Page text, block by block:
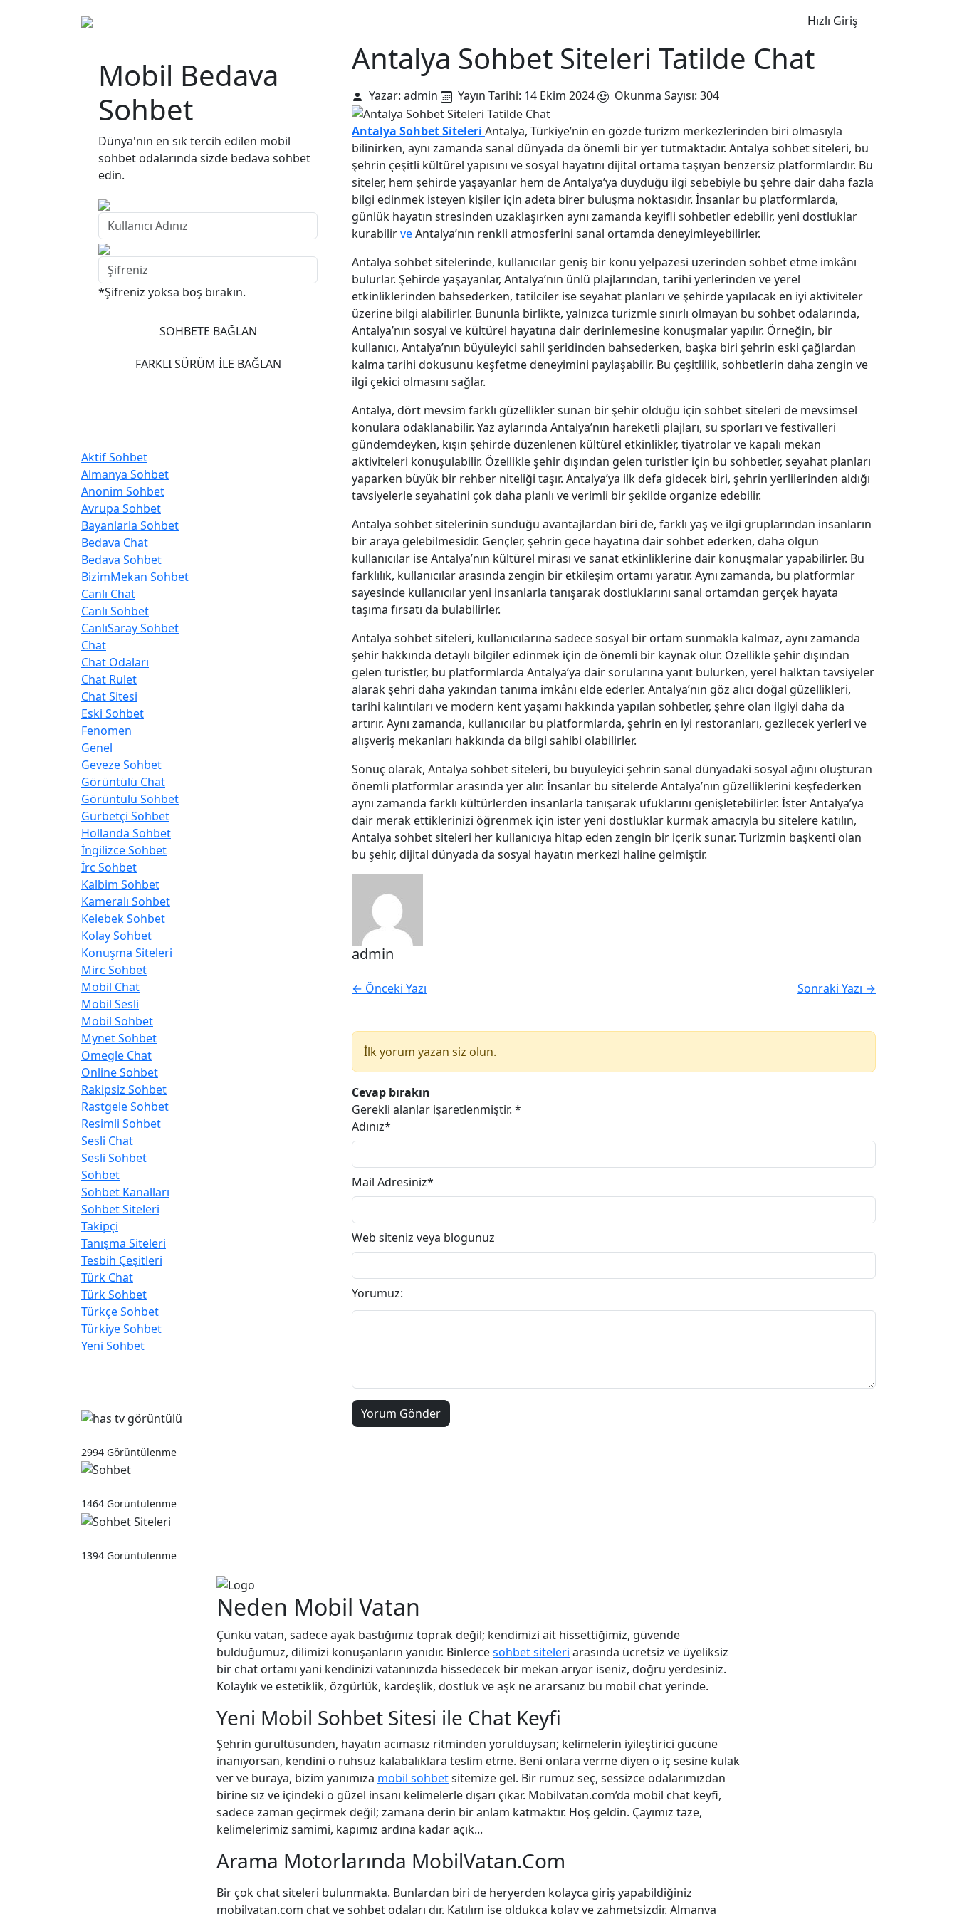
Hızlı Giriş
Antalya Sohbet Siteleri Tatilde Chat
Yazar: admin Yayın Tarihi: 14 Ekim 2024 Okunma Sayısı: 304
Antalya Sohbet Siteleri Antalya, Türkiye’nin en gözde turizm merkezlerinden biri olmasıyla
bilinirken, aynı zamanda sanal dünyada da önemli bir yer tutmaktadır. Antalya sohbet siteleri, bu
şehrin çeşitli kültürel yapısını ve sosyal hayatını dijital ortama taşıyan benzersiz platformlardır. Bu
siteler, hem şehirde yaşayanlar hem de Antalya’ya duyduğu ilgi sebebiyle bu şehre dair daha fazla
bilgi edinmek isteyen kişiler için adeta birer buluşma noktasıdır. İnsanlar bu platformlarda,
günlük hayatın stresinden uzaklaşırken aynı zamanda keyifli sohbetler edebilir, yeni dostluklar
kurabilirveAntalya’nın renkli atmosferini sanal ortamda deneyimleyebilirler.
Antalya sohbet sitelerinde, kullanıcılar geniş bir konu yelpazesi üzerinden sohbet etme imkânı
bulurlar. Şehirde yaşayanlar, Antalya’nın ünlü plajlarından, tarihi yerlerinden ve yerel
etkinliklerinden bahsederken, tatilciler ise seyahat planları ve şehirde yapılacak en iyi aktiviteler
üzerine bilgi alabilirler. Bununla birlikte, yalnızca turizmle sınırlı olmayan bu sohbet odalarında,
Antalya’nın sosyal ve kültürel hayatına dair derinlemesine konuşmalar yapılır. Örneğin, bir
kullanıcı, Antalya’nın büyüleyici sahil şeridinden bahsederken, başka biri şehrin eski çağlardan
kalma tarihi dokusunu keşfetme deneyimini paylaşabilir. Bu çeşitlilik, sohbetlerin daha zengin ve
ilgi çekici olmasını sağlar.
Antalya, dört mevsim farklı güzellikler sunan bir şehir olduğu için sohbet siteleri de mevsimsel
konulara odaklanabilir. Yaz aylarında Antalya’nın hareketli plajları, su sporları ve festivalleri
gündemdeyken, kışın şehirde düzenlenen kültürel etkinlikler, tiyatrolar ve kapalı mekan
aktiviteleri konuşulabilir. Özellikle şehir dışından gelen turistler için bu sohbetler, seyahat planları
yaparken büyük bir rehber niteliği taşır. Antalya’ya ilk defa gidecek biri, şehrin yerlilerinden aldığı
tavsiyelerle seyahatini çok daha planlı ve verimli bir şekilde organize edebilir.
Antalya sohbet sitelerinin sunduğu avantajlardan biri de, farklı yaş ve ilgi gruplarından insanların
bir araya gelebilmesidir. Gençler, şehrin gece hayatına dair sohbet ederken, daha olgun
kullanıcılar ise Antalya’nın kültürel mirası ve sanat etkinliklerine dair konuşmalar yapabilirler. Bu
farklılık, kullanıcılar arasında zengin bir etkileşim ortamı yaratır. Aynı zamanda, bu platformlar
sayesinde kullanıcılar yeni insanlarla tanışarak dostluklarını sanal ortamdan gerçek hayata
taşıma fırsatı da bulabilirler.
Antalya sohbet siteleri, kullanıcılarına sadece sosyal bir ortam sunmakla kalmaz, aynı zamanda
şehir hakkında detaylı bilgiler edinmek için de önemli bir kaynak olur. Özellikle şehir dışından
gelen turistler, bu platformlarda Antalya’ya dair sorularına yanıt bulurken, yerel halktan tavsiyeler
alarak şehri daha yakından tanıma imkânı elde ederler. Antalya’nın göz alıcı doğal güzellikleri,
tarihi kalıntıları ve modern kent yaşamı hakkında yapılan sohbetler, şehre olan ilgiyi daha da
artırır. Aynı zamanda, kullanıcılar bu platformlarda, şehrin en iyi restoranları, gezilecek yerleri ve
alışveriş mekanları hakkında da bilgi sahibi olabilirler.
Sonuç olarak, Antalya sohbet siteleri, bu büyüleyici şehrin sanal dünyadaki sosyal ağını oluşturan
önemli platformlar arasında yer alır. İnsanlar bu sitelerde Antalya’nın güzelliklerini keşfederken
aynı zamanda farklı kültürlerden insanlarla tanışarak ufuklarını genişletebilirler. İster Antalya’ya
dair merak ettiklerinizi öğrenmek için ister yeni dostluklar kurmak amacıyla bu sitelere katılın,
Antalya sohbet siteleri her kullanıcıya hitap eden zengin bir içerik sunar. Turizmin başkenti olan
bu şehir, dijital dünyada da sosyal hayatın merkezi haline gelmiştir.
admin
← Önceki Yazı Sonraki Yazı →
İlk yorum yazan siz olun.
Cevap bırakın
Gerekli alanlar işaretlenmiştir. *
Adınız*
Mail Adresiniz*
Web siteniz veya blogunuz
Yorumuz:
Mobil Bedava
Sohbet
Dünya'nın en sık tercih edilen mobil
sohbet odalarında sizde bedava sohbet
edin.
*Şifreniz yoksa boş bırakın.
SOHBETE BAĞLAN
FARKLI SÜRÜM İLE BAĞLAN
Aktif Sohbet
Almanya Sohbet
Anonim Sohbet
Avrupa Sohbet
Bayanlarla Sohbet
Bedava Chat
Bedava Sohbet
BizimMekan Sohbet
Canlı Chat
Canlı Sohbet
CanlıSaray Sohbet
Chat
Chat Odaları
Chat Rulet
Chat Sitesi
Eski Sohbet
Fenomen
Genel
Geveze Sohbet
Görüntülü Chat
Görüntülü Sohbet
Gurbetçi Sohbet
Hollanda Sohbet
İngilizce Sohbet
İrc Sohbet
Kalbim Sohbet
Kameralı Sohbet
Kelebek Sohbet
Kolay Sohbet
Konuşma Siteleri
Mirc Sohbet
Mobil Chat
Mobil Sesli
Mobil Sohbet
Mynet Sohbet
Omegle Chat
Online Sohbet
Rakipsiz Sohbet
Rastgele Sohbet
Resimli Sohbet
Sesli Chat
Sesli Sohbet
Sohbet
Sohbet Kanalları
Sohbet Siteleri
Takipçi
Tanışma Siteleri
Tesbih Çeşitleri
Türk Chat
Türk Sohbet
Türkçe Sohbet
Türkiye Sohbet
Yeni Sohbet
2994 Görüntülenme
1464 Görüntülenme
1394 Görüntülenme
Neden Mobil Vatan
Çünkü vatan, sadece ayak bastığımız toprak değil; kendimizi ait hissettiğimiz, güvende
bulduğumuz, dilimizi konuşanların yanıdır. Binlercesohbet siteleri arasında ücretsiz ve üyeliksiz
bir chat ortamı yani kendinizi vatanınızda hissedecek bir mekan arıyor iseniz, doğru yerdesiniz.
Kolaylık ve estetiklik, özgürlük, kardeşlik, dostluk ve aşk ne ararsanız bu mobil chat yerinde.
Yeni Mobil Sohbet Sitesi ile Chat Keyfi
Şehrin gürültüsünden, hayatın acımasız ritminden yorulduysan; kelimelerin iyileştirici gücüne
inanıyorsan, kendini o ruhsuz kalabalıklara teslim etme. Beni onlara verme diyen o iç sesine kulak
ver ve buraya, bizim yanımıza mobil sohbetsitemize gel. Bir rumuz seç, sessizce odalarımızdan
birine sız ve içindeki o güzel insanı kelimelerle dışarı çıkar. Mobilvatan.com’da mobil chat keyfi,
sadece zaman geçirmek değil; zamana derin bir anlam katmaktır. Hoş geldin. Çayımız taze,
kelimelerimiz samimi, kapımız ardına kadar açık...
Arama Motorlarında MobilVatan.Com
Bir çok chat siteleri bulunmakta. Bunlardan biri de heryerden kolayca giriş yapabildiğiniz
mobilvatan.com chat ve sohbet odaları dır. Katılım ise oldukça kolay ve zahmetsizdir. Almanya